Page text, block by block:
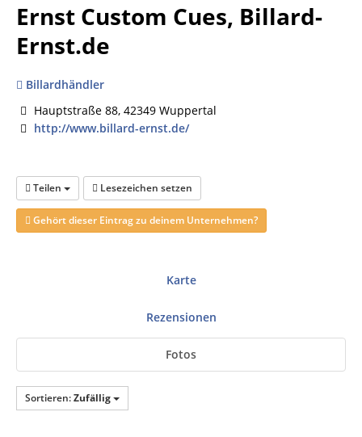
Ernst Custom Cues, Billard-
Ernst.de
Billardhändler
Hauptstraße 88, 42349 Wuppertal
http://www.billard-ernst.de/
Teilen Lesezeichen setzen
Gehört dieser Eintrag zu deinem Unternehmen?
Karte
Rezensionen
Fotos
Sortieren:Zufällig